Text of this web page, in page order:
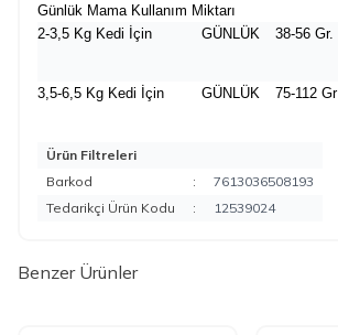
Günlük Mama Kullanım Miktarı
2-3,5 Kg Kedi İçin
GÜNLÜK 38-56 Gr.
3,5-6,5 Kg Kedi İçin GÜNLÜK 75-112 Gr
Ürün Filtreleri
Barkod
:
7613036508193
Tedarikçi Ürün Kodu
: 12539024
Benzer Ürünler